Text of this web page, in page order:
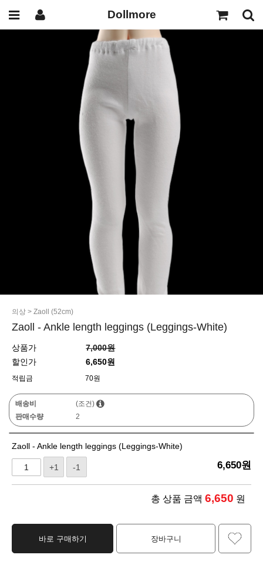
Dollmore
의상 > Zaoll (52cm)
Zaoll - Ankle length leggings (Leggings-White)
상품가
7,000원
할인가
6,650원
적립금 70원
배송비
(조건)
판매수량
2
Zaoll - Ankle length leggings (Leggings-White)
+1 -1 6,650원
총 상품 금액 6,650 원
바로 구매하기 장바구니